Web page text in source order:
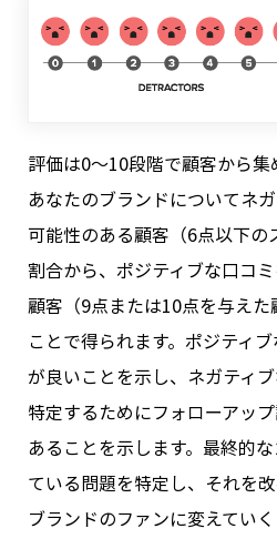
評価は0～10段階で顧客から集
あなたのブランドについてネ
可能性のある顧客（6点以下
割合から、ポジティブな口コ
顧客（9点または10点を与えた
ことで得られます。ポジティ
が良いことを示し、ネガティ
特定するためにフォローアッ
あることを示します。最終的
ている問題を特定し、それを
ブランドのファンに変えていく